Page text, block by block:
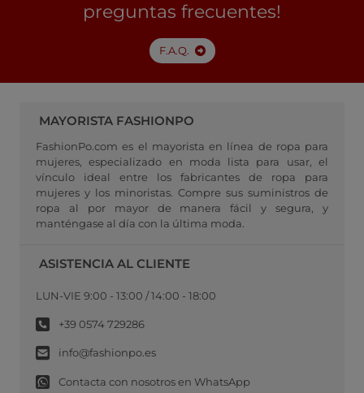
preguntas frecuentes!
F.A.Q.
MAYORISTA FASHIONPO
FashionPo.com es el mayorista en línea de ropa para
mujeres, especializado en moda lista para usar, el
vínculo ideal entre los fabricantes de ropa para
mujeres y los minoristas. Compre sus suministros de
ropa al por mayor de manera fácil y segura, y
manténgase al día con la última moda.
ASISTENCIA AL CLIENTE
LUN-VIE 9:00 - 13:00 / 14:00 - 18:00
+39 0574 729286
info@fashionpo.es
Contacta con nosotros en WhatsApp